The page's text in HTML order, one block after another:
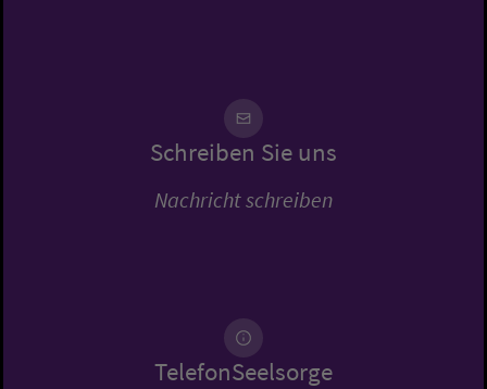
Schreiben Sie uns
Nachricht schreiben
TelefonSeelsorge